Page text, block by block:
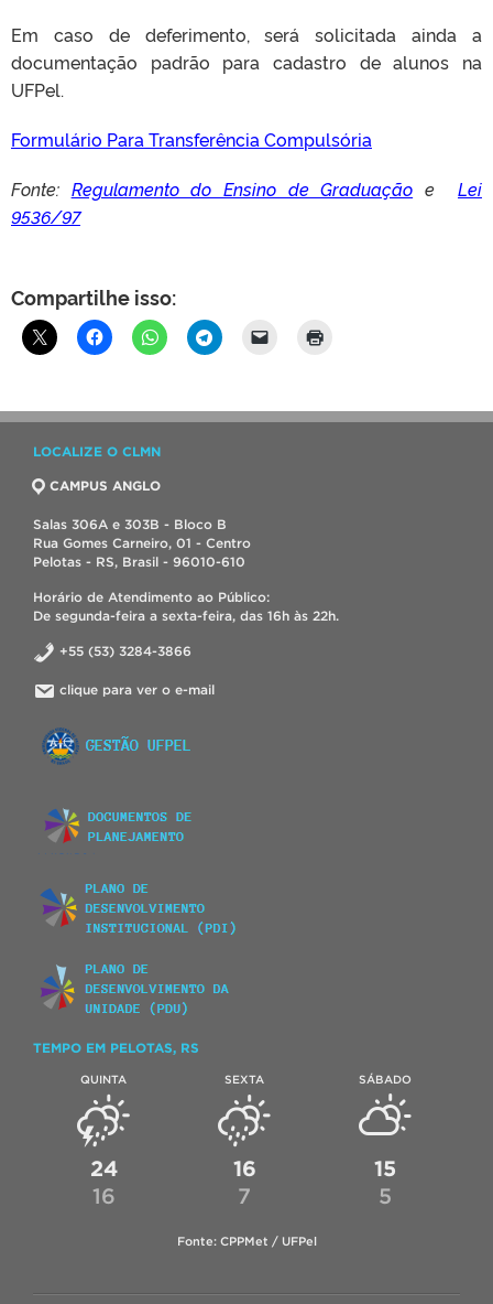
Em caso de deferimento, será solicitada ainda a
documentação padrão para cadastro de alunos na
UFPel.
Formulário Para Transferência Compulsória
Fonte: Regulamento do Ensino de Graduação e Lei
9536/97
Compartilhe isso:
LOCALIZE O CLMN
CAMPUS ANGLO
Salas 306A e 303B - Bloco B
Rua Gomes Carneiro, 01 - Centro
Pelotas - RS, Brasil - 96010-610
Horário de Atendimento ao Público:
De segunda-feira a sexta-feira, das 16h às 22h.
+55 (53) 3284-3866
clique para ver o e-mail
TEMPO EM PELOTAS, RS
QUINTA
24
16
SEXTA
16
7
SÁBADO
15
5
Fonte: CPPMet / UFPel